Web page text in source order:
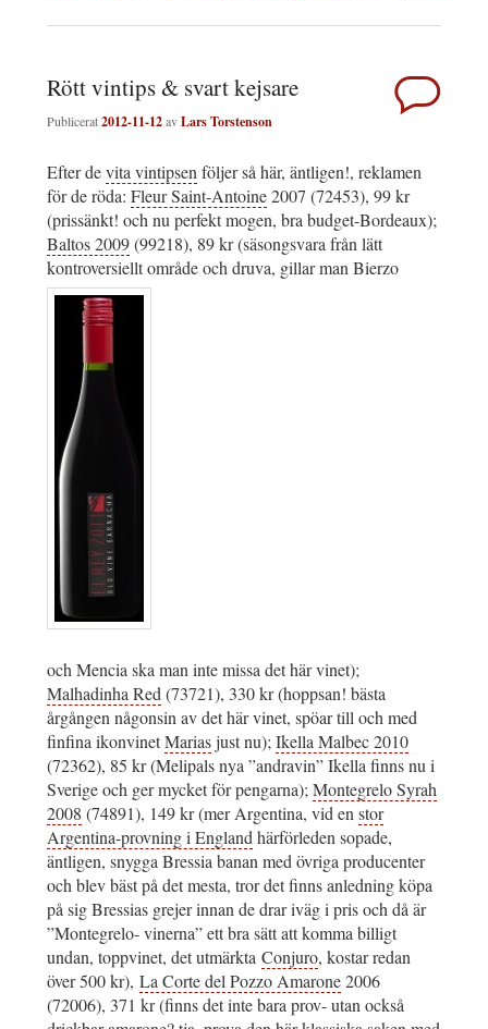
Rött vintips & svart kejsare
Publicerat2012-11-12avLars Torstenson
Efter devita vintipsenföljer så här, äntligen!, reklamen
för de röda: Fleur Saint-Antoine2007 (72453), 99 kr
(prissänkt! och nu perfekt mogen, bra budget-Bordeaux);
Baltos 2009(99218), 89 kr (säsongsvara från lätt
kontroversiellt område och druva, gillar man Bierzo
och Mencia ska man inte missa det här vinet);
Malhadinha Red (73721), 330 kr (hoppsan! bästa
årgången någonsin av det här vinet, spöar till och med
finfina ikonvinetMariasjust nu); Ikella Malbec 2010
(72362), 85 kr (Melipals nya ”andravin” Ikella finns nu i
Sverige och ger mycket för pengarna); Montegrelo Syrah
2008 (74891), 149 kr (mer Argentina, vid en stor
Argentina-provning i England härförleden sopade,
äntligen, snygga Bressia banan med övriga producenter
och blev bäst på det mesta, tror det finns anledning köpa
på sig Bressias grejer innan de drar iväg i pris och då är
”Montegrelo- vinerna” ett bra sätt att komma billigt
undan, toppvinet, det utmärkta Conjuro, kostar redan
över 500 kr), La Corte del Pozzo Amarone2006
(72006), 371 kr (finns det inte bara prov- utan också